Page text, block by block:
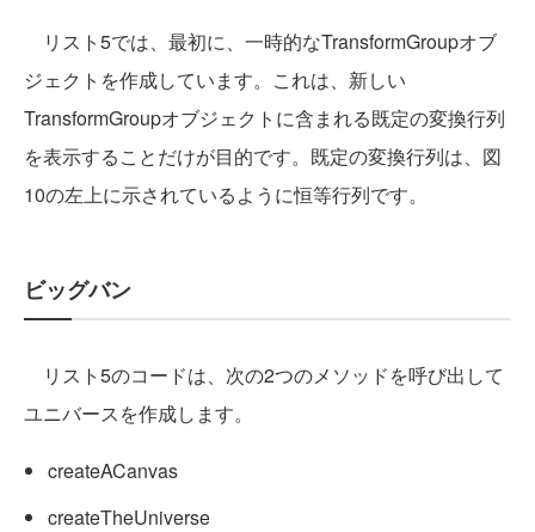
リスト5では、最初に、一時的なTransformGroupオブ
ジェクトを作成しています。これは、新しい
TransformGroupオブジェクトに含まれる既定の変換行列
を表示することだけが目的です。既定の変換行列は、図
10の左上に示されているように恒等行列です。
ビッグバン
リスト5のコードは、次の2つのメソッドを呼び出して
ユニバースを作成します。
createACanvas
createTheUniverse